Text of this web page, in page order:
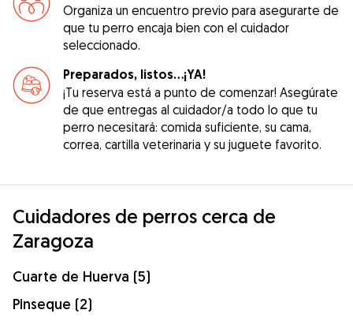
Organiza un encuentro previo para asegurarte de
que tu perro encaja bien con el cuidador
seleccionado.
Preparados, listos...¡YA!
¡Tu reserva está a punto de comenzar! Asegúrate
de que entregas al cuidador/a todo lo que tu
perro necesitará: comida suficiente, su cama,
correa, cartilla veterinaria y su juguete favorito.
Cuidadores de perros cerca de
Zaragoza
Cuarte de Huerva (5)
Pinseque (2)